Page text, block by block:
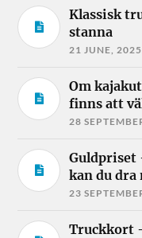
Klassisk
stanna
21 JUNE, 2025
Om
finns att
28
Guldpriset
kan du dra
23
Truckkort